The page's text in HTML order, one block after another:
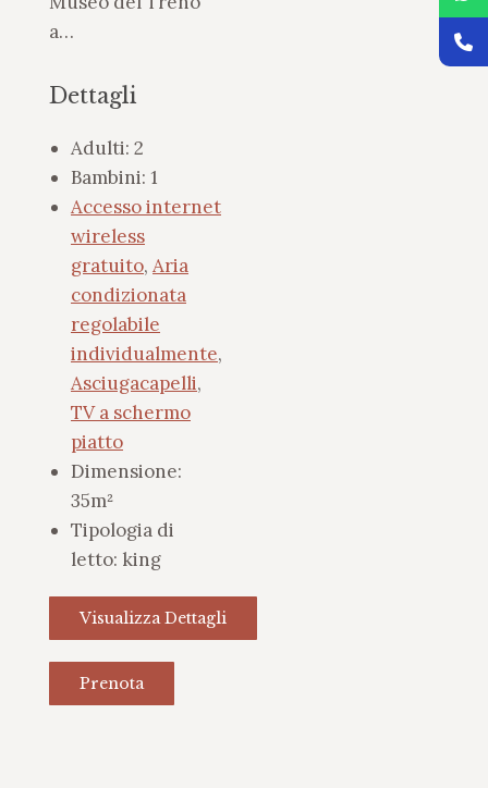
a…
Dettagli
Adulti: 2
Bambini: 1
Accesso internet
wireless
gratuito, Aria
condizionata
regolabile
individualmente,
Asciugacapelli,
TV a schermo
piatto
Dimensione:
35m²
Tipologia di
letto: king
Visualizza Dettagli
Prenota